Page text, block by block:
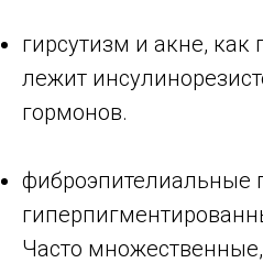
гирсутизм и акне, как
лежит
гормонов.
фиброэпителиальные
Часто